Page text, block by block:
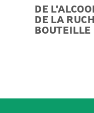
DE
DE LA
BOUTEILLE